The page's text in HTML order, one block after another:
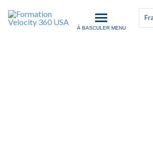
Formation À BASCULER MENU